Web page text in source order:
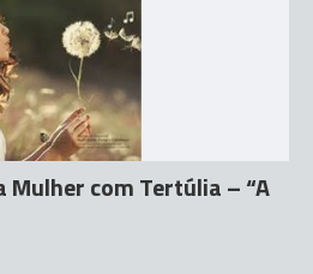
Mulher com Tertúlia – “A